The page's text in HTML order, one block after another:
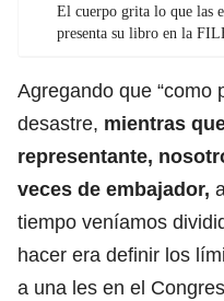
El cuerpo grita lo que las
presenta su libro en la
Agregando que “como
desastre, mientras
representante,
veces de embajador,
tiempo veníamos
hacer era definir los
a una les en el